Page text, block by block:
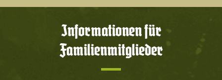
Informationen für
Familienmitglieder